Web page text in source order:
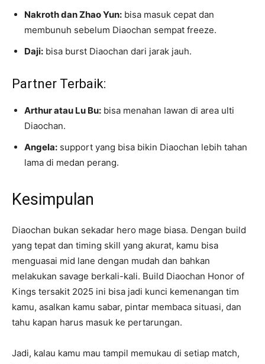
Nakroth dan Zhao Yun: bisa masuk cepat dan
membunuh sebelum Diaochan sempat freeze.
Daji: bisa burst Diaochan dari jarak jauh.
Partner Terbaik:
Arthur atau Lu Bu: bisa menahan lawan di area ulti
Diaochan.
Angela: support yang bisa bikin Diaochan lebih tahan
lama di medan perang.
Kesimpulan
Diaochan bukan sekadar hero mage biasa. Dengan build
yang tepat dan timing skill yang akurat, kamu bisa
menguasai mid lane dengan mudah dan bahkan
melakukan savage berkali-kali. Build Diaochan Honor of
Kings tersakit 2025 ini bisa jadi kunci kemenangan tim
kamu, asalkan kamu sabar, pintar membaca situasi, dan
tahu kapan harus masuk ke pertarungan.
Jadi, kalau kamu mau tampil memukau di setiap match,